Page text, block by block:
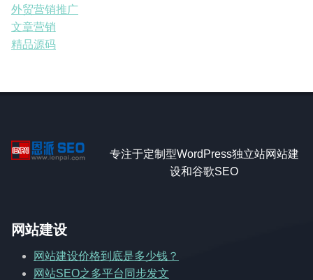
外贸营销推广
文章营销
精品源码
专注于定制型WordPress独立站网站建
设和谷歌SEO
网站建设
网站建设价格到底是多少钱？
网站SEO之多平台同步发文